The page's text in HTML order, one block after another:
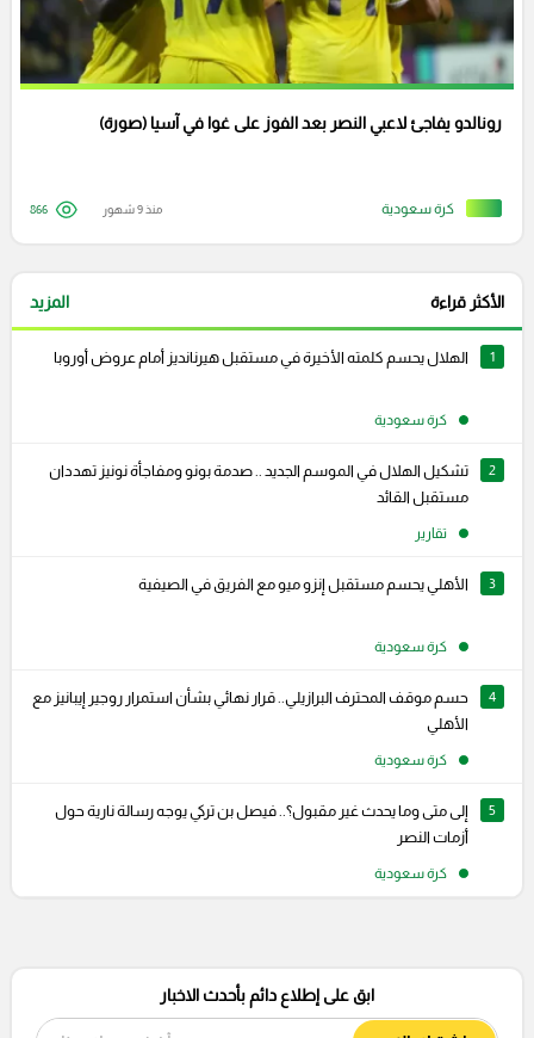
كرة سعودية
رونالدو يفاجئ لاعبي النصر بعد الفوز على غوا في آسيا (صورة)
منذ 9 شهور 866
الأكثر قراءة المزيد
1 الهلال يحسم كلمته الأخيرة في مستقبل هيرنانديز أمام عروض أوروبا
كرة سعودية
2
تشكيل الهلال في الموسم الجديد .. صدمة بونو ومفاجأة نونيز تهددان
مستقبل القائد
تقارير
3 الأهلي يحسم مستقبل إنزو ميو مع الفريق في الصيفية
كرة سعودية
4
حسم موقف المحترف البرازيلي.. قرار نهائي بشأن استمرار روجير إيبانيز مع
الأهلي
كرة سعودية
5
إلى متى وما يحدث غير مقبول؟.. فيصل بن تركي يوجه رسالة نارية حول
أزمات النصر
كرة سعودية
ابق على إطلاع دائم بأحدث الاخبار